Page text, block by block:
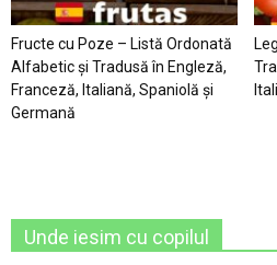
Fructe cu Poze – Listă Ordonată
Alfabetic şi Tradusă în Engleză,
Franceză, Italiană, Spaniolă şi
Germană
Unde iesim cu copilul